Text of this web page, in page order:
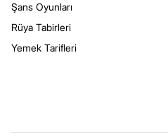
Şans Oyunları
Rüya Tabirleri
Yemek Tarifleri